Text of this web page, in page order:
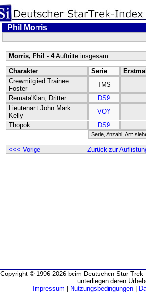
Phil Morris
Morris, Phil - 4Auftritte insgesamt
Charakter Serie
Crewmitglied Trainee
Foster
TMS
Remata'Klan, Dritter
DS9
Lieutenant John Mark
Kelly
VOY
Thopok
DS9
Serie, Anzahl, Art:
<<< Vorige Zurück zur
Copyright © 1996-2026 beim Deutschen Star
unterliegen deren
Impressum
Nutzungsbedingungen